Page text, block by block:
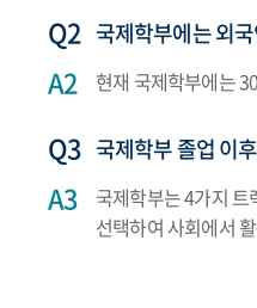
국제학부에는 외
현재 국제학부에는
국제학부 졸업 이
국제학부는 4가지 트
선택하여 사회에서